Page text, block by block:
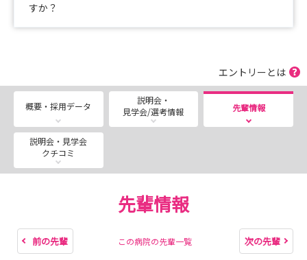
すか？
エントリーとは
概要・採用データ
説明会・
見学会/選考情報
先輩情報
説明会・見学会
クチコミ
先輩情報
前の先輩 この病院の先輩一覧 次の先輩